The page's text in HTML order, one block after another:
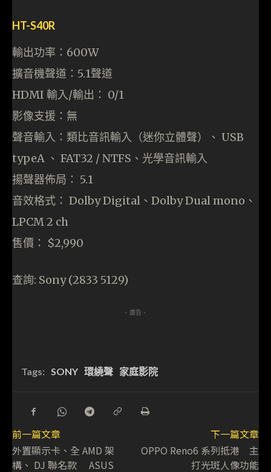
HT-S40R
輸出功率：600W
擴音機聲道：5.1聲道
HDMI 輸入/輸出： 0/1
影像支援：無
聲音輸入：類比音訊輸入（迷你立體聲）、 USB
typeA 、 FAT32 / NTFS、光學音訊輸入
揚聲器佈局： 5.1
音效格式： Dolby Digital、Dolby Dual mono、
LPCM 2 ch
售價： $2,990
查詢: Sony (2833 5129)
- 廣告 -
Tags: SONY 環繞聲 家庭影院
前一篇文章
外置顯示卡、全 AMD 架
構、 DJ 聯名款 ASUS
下一篇文章
OPPO Reno6 系列抵港 主
打光斑人像功能